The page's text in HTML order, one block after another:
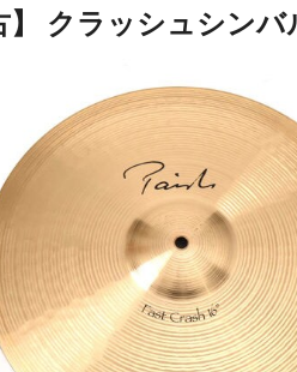
】 クラッシュシン